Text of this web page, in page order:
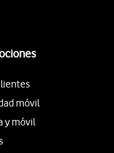
móvil
y móvil